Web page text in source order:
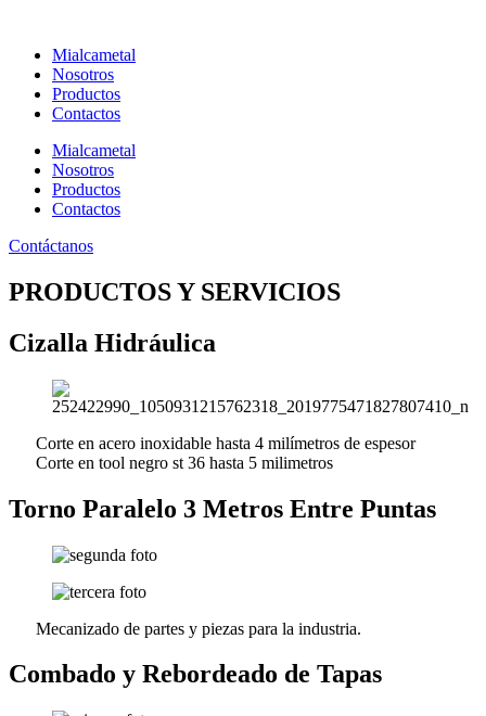
contenidoMialcametal
Nosotros
Productos
Contactos
Mialcametal
Nosotros
Productos
Contactos
Contáctanos
PRODUCTOS Y SERVICIOS
Cizalla Hidráulica
Corte en acero inoxidable hasta 4 milímetros de espesor
Corte en tool negro st 36 hasta 5 milimetros
Torno Paralelo 3 Metros Entre Puntas
Mecanizado de partes y piezas para la industria.
Combado y Rebordeado de Tapas